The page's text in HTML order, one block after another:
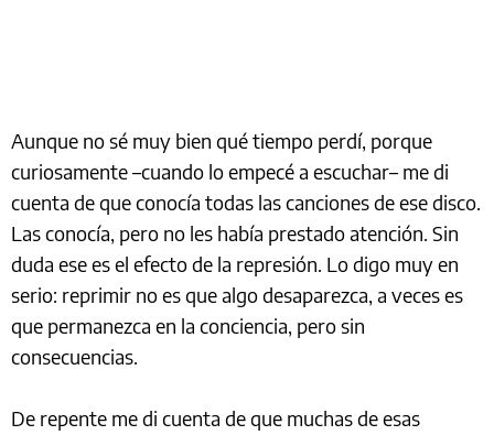
Aunque no sé muy bien qué tiempo perdí, porque
curiosamente –cuando lo empecé a escuchar– me di
cuenta de que conocía todas las canciones de ese disco.
Las conocía, pero no les había prestado atención. Sin
duda ese es el efecto de la represión. Lo digo muy en
serio: reprimir no es que algo desaparezca, a veces es
que permanezca en la conciencia, pero sin
consecuencias.
De repente me di cuenta de que muchas de esas